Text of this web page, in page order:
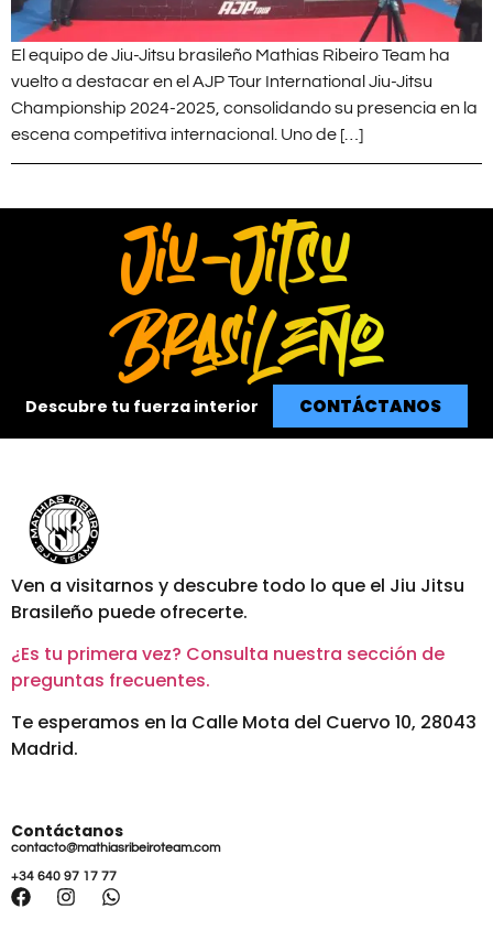
El equipo de Jiu-Jitsu brasileño Mathias Ribeiro Team ha
vuelto a destacar en el AJP Tour International Jiu-Jitsu
Championship 2024-2025, consolidando su presencia en la
escena competitiva internacional. Uno de […]
Descubre tu fuerza interior CONTÁCTANOS
Ven a visitarnos y descubre todo lo que el Jiu Jitsu
Brasileño puede ofrecerte.
¿Es tu primera vez? Consulta nuestra sección de
preguntas frecuentes.
Te esperamos en la Calle Mota del Cuervo 10, 28043
Madrid.
Contáctanos
contacto@mathiasribeiroteam.com
+34 640 97 17 77